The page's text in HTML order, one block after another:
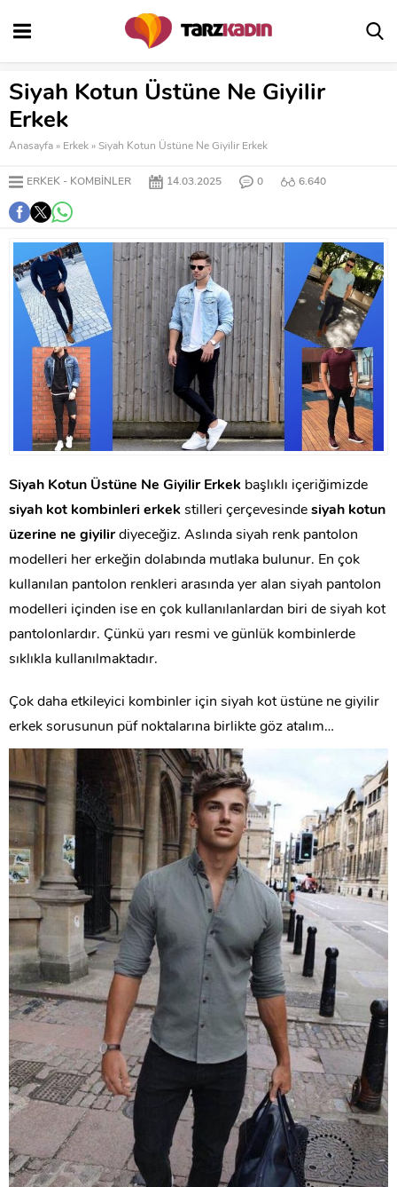
Siyah Kotun Üstüne Ne Giyilir
Erkek
Anasayfa » Erkek » Siyah Kotun Üstüne Ne Giyilir Erkek
ERKEK KOMBINLER 14.03.2025 0 6.640
Siyah Kotun Üstüne Ne Giyilir Erkek başlıklı içeriğimizde
siyah kot kombinleri erkek stilleri çerçevesinde siyah kotun
üzerine ne giyilirdiyeceğiz. Aslında siyah renk pantolon
modelleri her erkeğin dolabında mutlaka bulunur. En çok
kullanılan pantolon renkleri arasında yer alan siyah pantolon
modelleri içinden ise en çok kullanılanlardan biri de siyah kot
pantolonlardır. Çünkü yarı resmi ve günlük kombinlerde
sıklıkla kullanılmaktadır.
Çok daha etkileyici kombinler için siyah kot üstüne ne giyilir
erkek sorusunun püf noktalarına birlikte göz atalım…